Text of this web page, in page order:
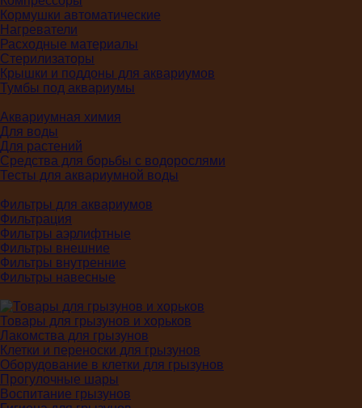
Кормушки автоматические
Нагреватели
Расходные материалы
Стерилизаторы
Крышки и поддоны для аквариумов
Тумбы под аквариумы
Аквариумная химия
Для воды
Для растений
Средства для борьбы с водорослями
Тесты для аквариумной воды
Фильтры для аквариумов
Фильтрация
Фильтры аэрлифтные
Фильтры внешние
Фильтры внутренние
Фильтры навесные
Товары для грызунов и хорьков
Лакомства для грызунов
Клетки и переноски для грызунов
Оборудование в клетки для грызунов
Прогулочные шары
Воспитание грызунов